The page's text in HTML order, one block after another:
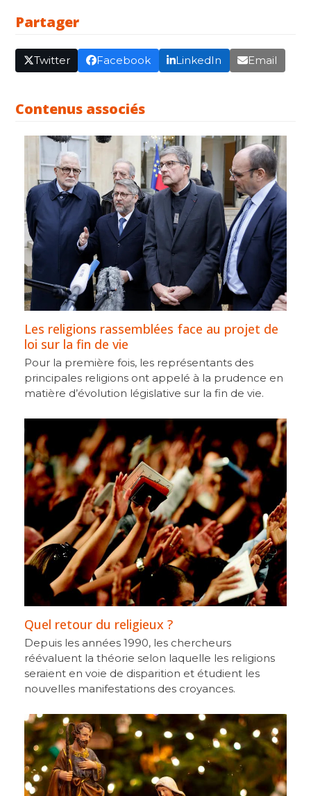
Partager
Twitter Facebook LinkedIn Email
Contenus associés
Les religions rassemblées face au projet de
loi sur la fin de vie
Pour la première fois, les représentants des
principales religions ont appelé à la prudence en
matière d’évolution législative sur la fin de vie.
Quel retour du religieux ?
Depuis les années 1990, les chercheurs
réévaluent la théorie selon laquelle les religions
seraient en voie de disparition et étudient les
nouvelles manifestations des croyances.